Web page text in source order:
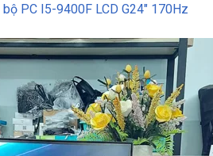
bộ PC I5-9400F LCD G24″ 170Hz